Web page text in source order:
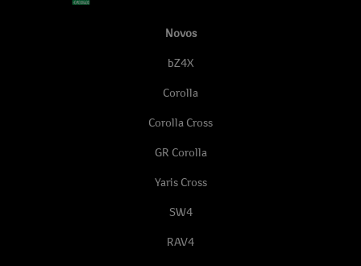
Novos
bZ4X
Corolla
Corolla Cross
GR Corolla
Yaris Cross
SW4
RAV4